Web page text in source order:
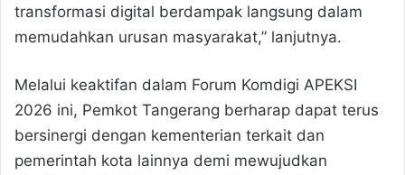
transformasi digital berdampak langsung dalam
memudahkan urusan masyarakat,” lanjutnya.
Melalui keaktifan dalam Forum Komdigi APEKSI
2026 ini, Pemkot Tangerang berharap dapat terus
bersinergi dengan kementerian terkait dan
pemerintah kota lainnya demi mewujudkan